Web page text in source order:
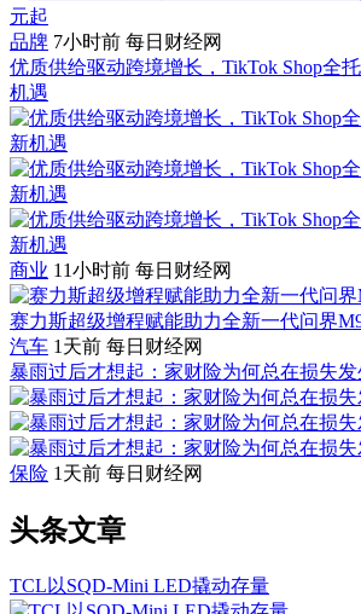
品牌 7小时前 每日财经网
优质供给驱动跨境增长，TikTok Shop全
机遇
商业 11小时前 每日财经网
赛力斯超级增程赋能助力全新一代问界
汽车 1天前 每日财经网
暴雨过后才想起：家财险为何总在损失发
保险 1天前 每日财经网
头条文章
TCL以SQD-Mini LED撬动存量